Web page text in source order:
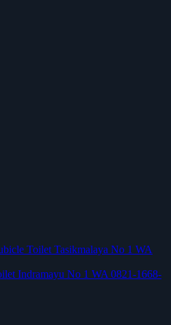
Toilet Tasikmalaya No 1 WA
Indramayu No 1 WA 0821-1668-